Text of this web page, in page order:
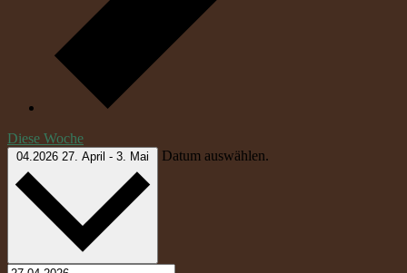
Diese Woche
04.2026 27. April - 3. Mai Datum auswählen.